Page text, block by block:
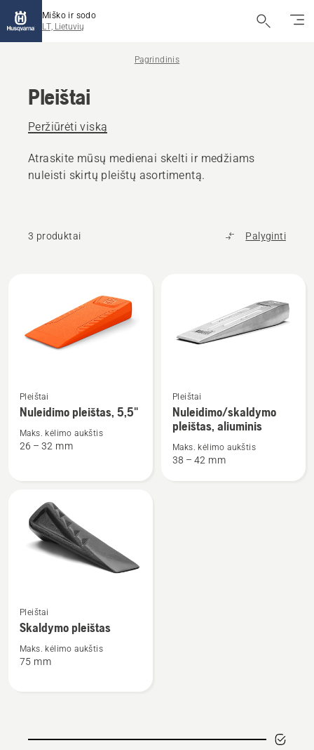
Miško ir sodo
LT, Lietuvių
Pagrindinis
Pleištai
Peržiūrėti viską
Atraskite mūsų medienai skelti ir medžiams
nuleisti skirtų pleištų asortimentą.
3 produktai Palyginti
produktus
daugiau
detalių
apie
Nuleidimo
Pleištai
Nuleidimo pleištas, 5,5"
Maks. kėlimo aukštis
26 – 32 mm
daugiau
detalių
apie
Nuleidimo/skaldymo
Pleištai
Nuleidimo/skaldymo
pleištas, aliuminis
Maks. kėlimo aukštis
38 – 42 mm
daugiau
detalių
apie
Skaldymo
Pleištai
Skaldymo pleištas
Maks. kėlimo aukštis
75 mm